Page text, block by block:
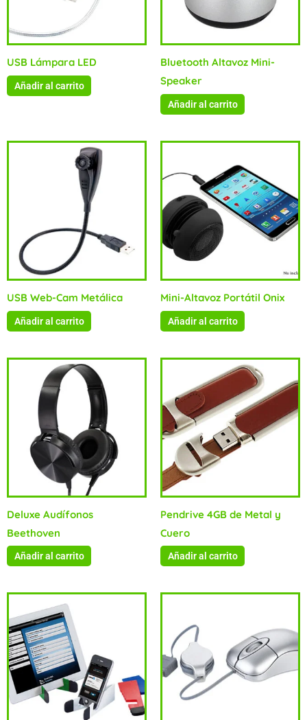
USB Lámpara LED
Añadir al carrito
Bluetooth Altavoz Mini-
Speaker
Añadir al carrito
USB Web-Cam Metálica
Añadir al carrito
Mini-Altavoz Portátil Onix
Añadir al carrito
Deluxe Audífonos
Beethoven
Añadir al carrito
Pendrive 4GB de Metal y
Cuero
Añadir al carrito